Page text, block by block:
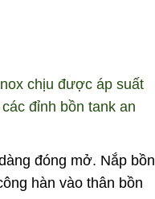
chịu được áp suất
đỉnh bồn tank an
đóng mở. Nắp bồn
hàn vào thân bồn